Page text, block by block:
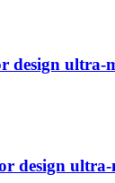
design ultra-
design